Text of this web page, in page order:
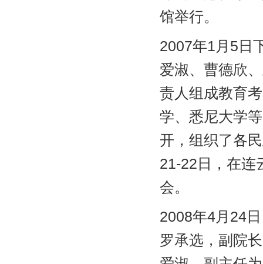
馆举行。
2007年1月5日
爱淑、曹德欣
责人组成教育
学、悉尼大学
开，组织了各
21-22日，在连
会。
2008年4月24
罗承选，副院